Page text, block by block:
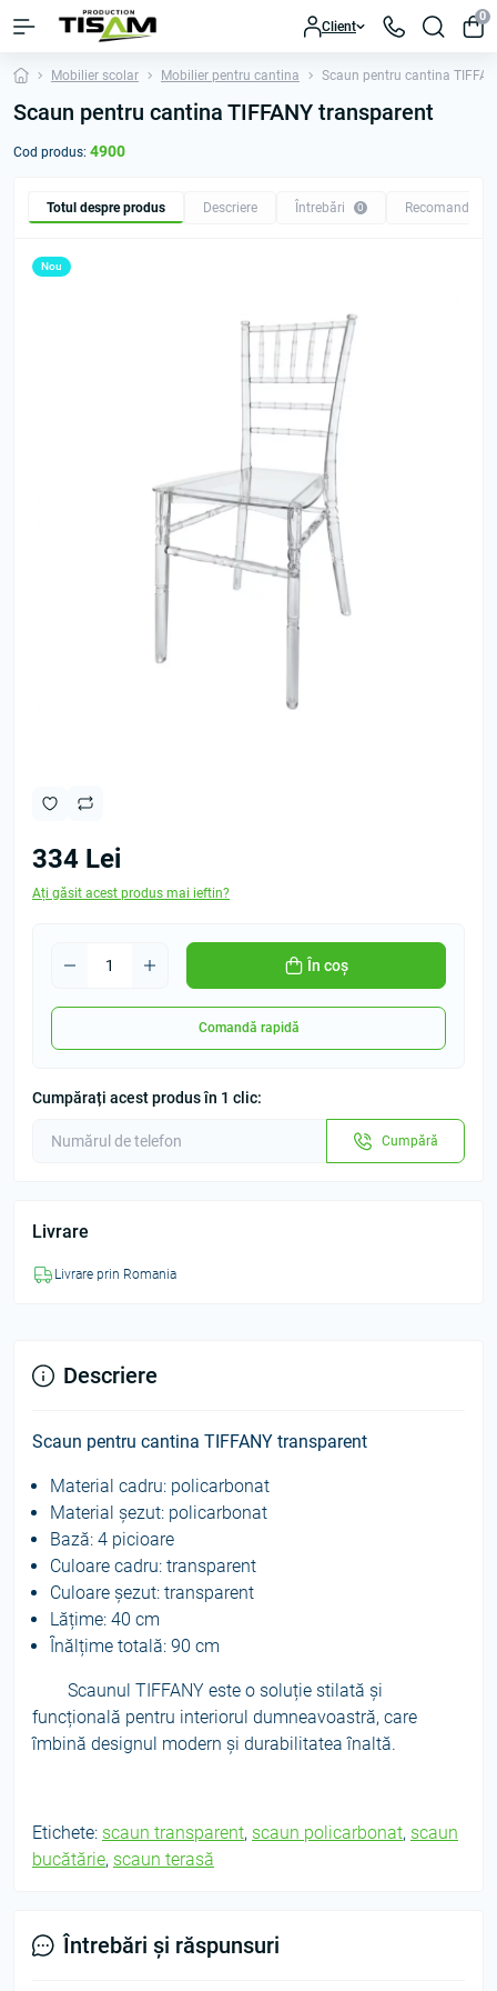
Client
0
Mobilier scolar Mobilier pentru cantina Scaun pentru cantina
Scaun pentru cantina TIFFANY transparent
Cod produs: 4900
Totul despre produs Descriere Întrebări 0 Recomandăm
Nou
334 Lei
Ați găsit acest produs mai ieftin?
În coș
Comandă rapidă
Cumpărați acest produs în 1 clic:
Cumpără
Livrare
Livrare prin Romania
Descriere
Scaun pentru cantina TIFFANY transparent
Material cadru: policarbonat
Material șezut: policarbonat
Bază: 4 picioare
Culoare cadru: transparent
Culoare șezut: transparent
Lățime: 40 cm
Înălțime totală: 90 cm
Scaunul TIFFANY este o soluție stilată și
funcțională pentru interiorul dumneavoastră, care
îmbină designul modern și durabilitatea înaltă.
Etichete: scaun transparent, scaun policarbonat, scaun
bucătărie, scaun terasă
Întrebări și răspunsuri